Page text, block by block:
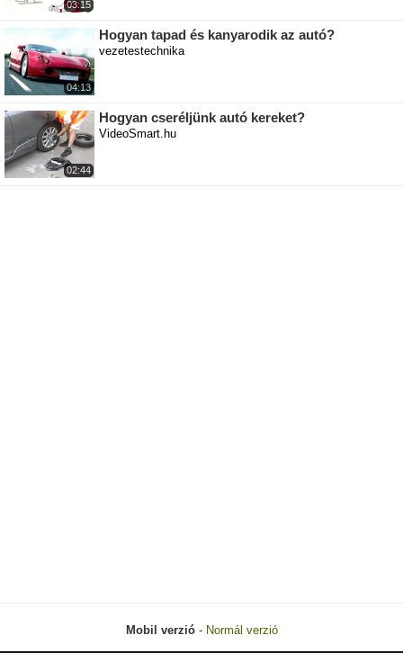
03:15
04:13
Hogyan tapad és kanyarodik az autó?
vezetestechnika
02:44
Hogyan cseréljünk autó kereket?
VideoSmart.hu
Mobil verzió- Normál verzió